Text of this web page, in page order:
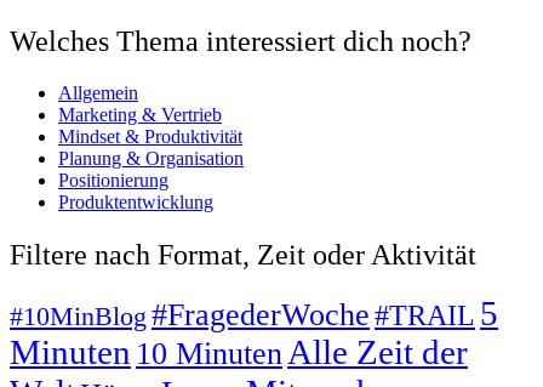
Welches Thema interessiert dich noch?
Allgemein
Marketing & Vertrieb
Mindset & Produktivität
Planung & Organisation
Positionierung
Produktentwicklung
Filtere nach Format, Zeit oder Aktivität
#10MinBlog #FragederWoche#TRAIL 5
Minuten 10 MinutenAlle Zeit der